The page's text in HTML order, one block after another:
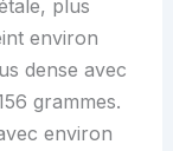
plus
environ
dense avec
grammes.
environ